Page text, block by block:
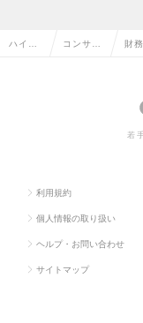
ハイク コンサル 財
ン
若
利用規約
個人情報の取り扱い
ヘルプ・お問い合わせ
サイトマップ